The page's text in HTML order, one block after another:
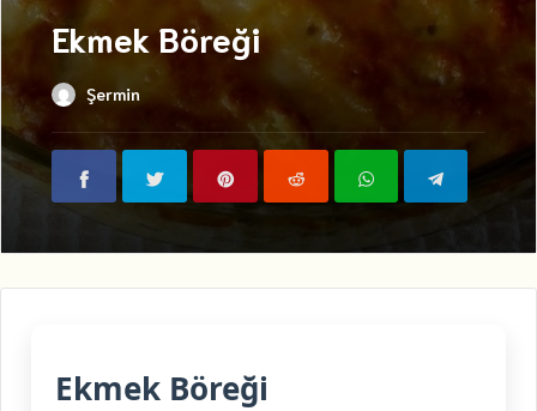
Ekmek Böreği
Şermin
Ekmek Böreği